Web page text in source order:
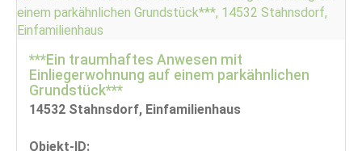
***Ein traumhaftes Anwesen mit
Einliegerwohnung auf einem parkähnlichen
Grundstück***
14532 Stahnsdorf, Einfamilienhaus
Objekt-ID: